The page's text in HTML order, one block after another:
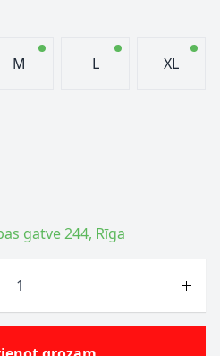
M L XL
gatve 244, Rīga